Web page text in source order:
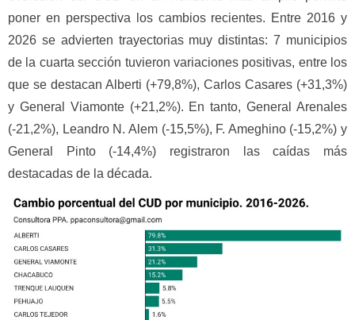
poner en perspectiva los cambios recientes. Entre 2016 y
2026 se advierten trayectorias muy distintas: 7 municipios
de la cuarta sección tuvieron variaciones positivas, entre los
que se destacan Alberti (+79,8%), Carlos Casares (+31,3%)
y General Viamonte (+21,2%). En tanto, General Arenales
(-21,2%), Leandro N. Alem (-15,5%), F. Ameghino (-15,2%) y
General Pinto (-14,4%) registraron las caídas más
destacadas de la década.